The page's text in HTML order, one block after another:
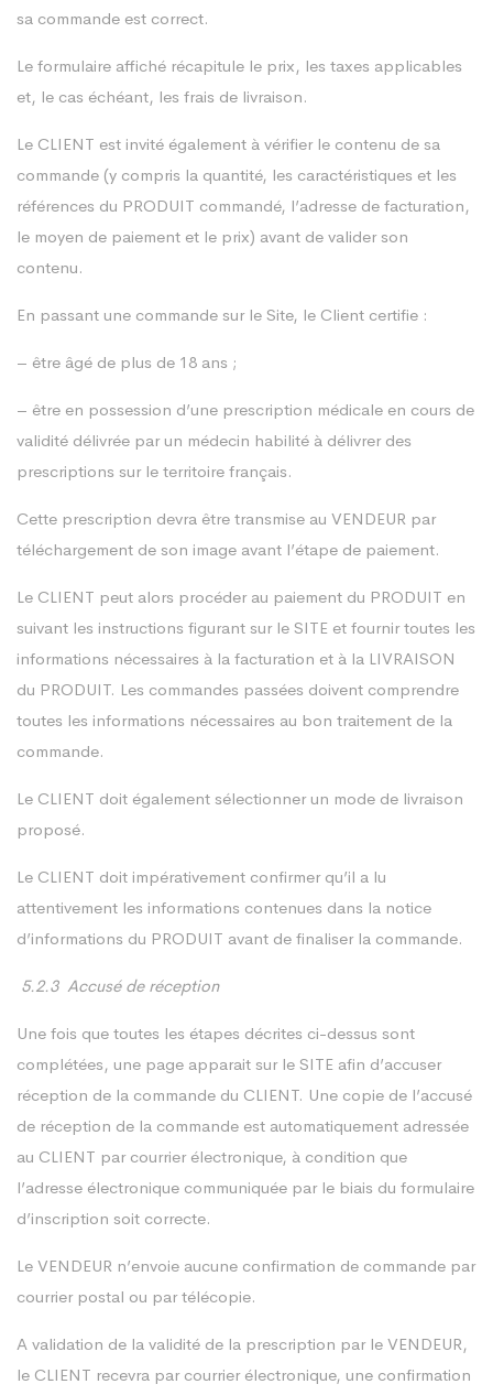
sa commande est correct.
Le formulaire affiché récapitule le prix, les taxes applicables
et, le cas échéant, les frais de livraison.
Le CLIENT est invité également à vérifier le contenu de sa
commande (y compris la quantité, les caractéristiques et les
références du PRODUIT commandé, l’adresse de facturation,
le moyen de paiement et le prix) avant de valider son
contenu.
En passant une commande sur le Site, le Client certifie :
– être âgé de plus de 18 ans ;
– être en possession d’une prescription médicale en cours de
validité délivrée par un médecin habilité à délivrer des
prescriptions sur le territoire français.
Cette prescription devra être transmise au VENDEUR par
téléchargement de son image avant l’étape de paiement.
Le CLIENT peut alors procéder au paiement du PRODUIT en
suivant les instructions figurant sur le SITE et fournir toutes les
informations nécessaires à la facturation et à la LIVRAISON
du PRODUIT. Les commandes passées doivent comprendre
toutes les informations nécessaires au bon traitement de la
commande.
Le CLIENT doit également sélectionner un mode de livraison
proposé.
Le CLIENT doit impérativement confirmer qu’il a lu
attentivement les informations contenues dans la notice
d’informations du PRODUIT avant de finaliser la commande.
5.2.3 Accusé de réception
Une fois que toutes les étapes décrites ci-dessus sont
complétées, une page apparait sur le SITE afin d’accuser
réception de la commande du CLIENT. Une copie de l’accusé
de réception de la commande est automatiquement adressée
au CLIENT par courrier électronique, à condition que
l’adresse électronique communiquée par le biais du formulaire
d’inscription soit correcte.
Le VENDEUR n’envoie aucune confirmation de commande par
courrier postal ou par télécopie.
A validation de la validité de la prescription par le VENDEUR,
le CLIENT recevra par courrier électronique, une confirmation